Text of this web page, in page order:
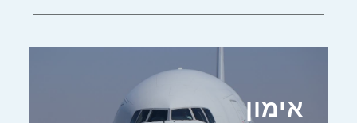
אימון